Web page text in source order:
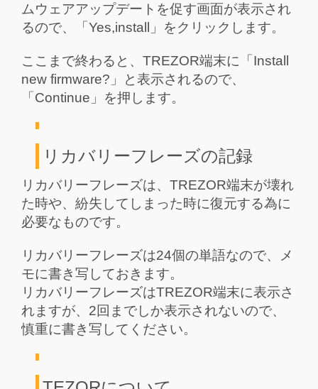
ムウェアアップデートを促す画面が表示され
るので、「Yes,install」をクリックします。
ここまで終わると、TREZOR端末に「Install
new firmware?」と表示されるので、
「Continue」を押します。
リカバリーフレーズの記録
リカバリーフレーズは、TREZOR端末が壊れ
た時や、紛失してしまった時に復元する為に
必要なものです。
リカバリーフレーズは24個の単語なので、メ
モに書き写しておきます。
リカバリーフレーズはTREZOR端末に表示さ
れますが、2回までしか表示されないので、
慎重に書き写してください。